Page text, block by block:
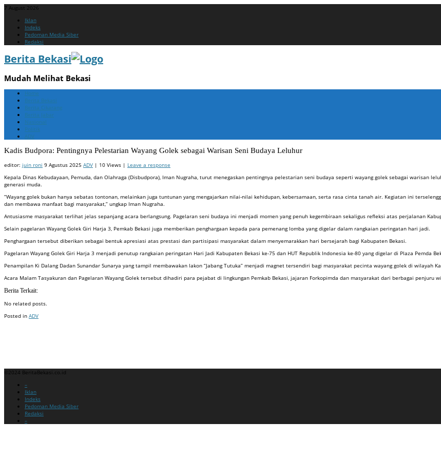
7 August 2026
Menu
content
Iklan
Indeks
Pedoman Media Siber
Redaksi
Berita Bekasi
Mudah Melihat Bekasi
Menu
content
Home
Berita Bekasi
Berita Cikarang
Berita Jabar
Nasional
Politik
ADV
Kadis Budpora: Pentingnya Pelestarian Wayang Golek sebagai Warisan Seni Budaya Leluhur
editor: juin roni 9 Agustus 2025 ADV | 10 Views | Leave a response
Kepala Dinas Kebudayaan, Pemuda, dan Olahraga (Disbudpora), Iman Nugraha, turut menegaskan pentingnya pelestarian seni budaya seperti wayang golek sebagai warisan
generasi muda.
“Wayang golek bukan hanya sebatas tontonan, melainkan juga tuntunan yang mengajarkan nilai-nilai kehidupan, kebersamaan, serta rasa cinta tanah air. Kegiatan ini
dan membawa manfaat bagi masyarakat,” ungkap Iman Nugraha.
Antusiasme masyarakat terlihat jelas sepanjang acara berlangsung. Pagelaran seni budaya ini menjadi momen yang penuh kegembiraan sekaligus refleksi atas perjalanan
Selain pagelaran Wayang Golek Giri Harja 3, Pemkab Bekasi juga memberikan penghargaan kepada para pemenang lomba yang digelar dalam rangkaian peringatan hari jadi.
Penghargaan tersebut diberikan sebagai bentuk apresiasi atas prestasi dan partisipasi masyarakat dalam menyemarakkan hari bersejarah bagi Kabupaten Bekasi.
Pagelaran Wayang Golek Giri Harja 3 menjadi penutup rangkaian peringatan Hari Jadi Kabupaten Bekasi ke-75 dan HUT Republik Indonesia ke-80 yang digelar di Plaza Pemda
Penampilan Ki Dalang Dadan Sunandar Sunarya yang tampil membawakan lakon “Jabang Tutuka” menjadi magnet tersendiri bagi masyarakat pecinta wayang golek di wilayah
Acara Malam Tasyakuran dan Pagelaran Wayang Golek tersebut dihadiri para pejabat di lingkungan Pemkab Bekasi, jajaran Forkopimda dan masyarakat dari berbagai penjuru
Berita Terkait:
No related posts.
Posted in ADV
©2024 BeritaBekasi.co.id
Menu–
Iklan
Indeks
Pedoman Media Siber
Redaksi
–